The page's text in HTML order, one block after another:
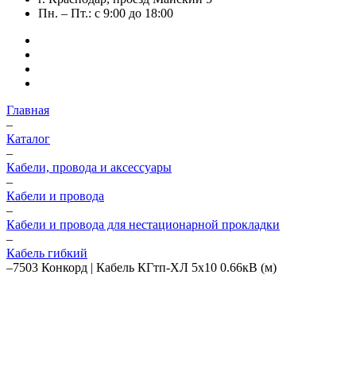
Пн. – Пт.: с 9:00 до 18:00
Главная
–
Каталог
–
Кабели, провода и аксессуары
–
Кабели и провода
–
Кабели и провода для нестационарной прокладки
–
Кабель гибкий
–7503 Конкорд | Кабель КГтп-ХЛ 5х10 0.66кВ (м)